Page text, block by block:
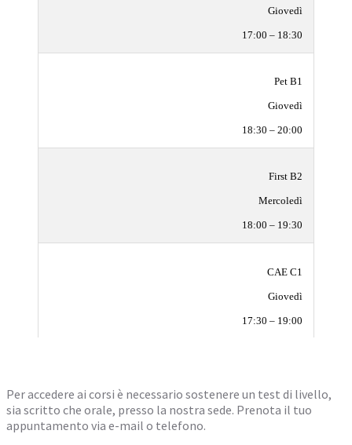
Giovedì
17:00 – 18:30
Pet B1
Giovedì
18:30 – 20:00
First B2
Mercoledì
18:00 – 19:30
CAE C1
Giovedì
17:30 – 19:00
Per accedere ai corsi è necessario sostenere un test di livello,
sia scritto che orale, presso la nostra sede. Prenota il tuo
appuntamento via e-mail o telefono.